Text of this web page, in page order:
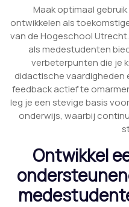
Maak optimaal
ontwikkelen als
van de Hogeschool
als medestudenten
verbeterpunten die je
didactische vaardigheden
feedback actief te
leg je een stevige basis
onderwijs, waarbij
Ontwikkel